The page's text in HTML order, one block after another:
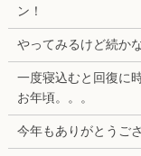
ン！
やってみるけど続か
一度寝込むと回復に
お年頃。。。
今年もありがとうご